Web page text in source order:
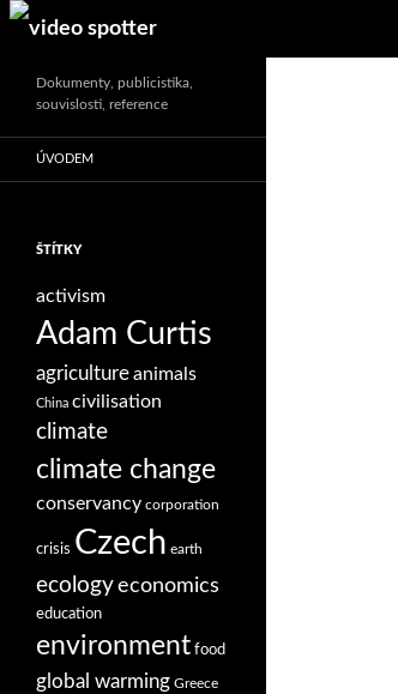
Search
Dokumenty, publicistika,
souvislosti, reference
ÚVODEM
ŠTÍTKY
activism
Adam Curtis
agricultureanimals
China civilisation
climate
climate change
conservancy corporation
crisis Czech earth
ecologyeconomics
education
environment food
global warming Greece